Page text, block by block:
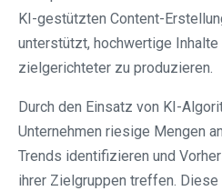
KI-gestützten Content-
unterstützt, hochwertige
zielgerichteter zu produzieren.
Durch den Einsatz von KI-
Unternehmen riesige Mengen
Trends identifizieren und
ihrer Zielgruppen treffen.